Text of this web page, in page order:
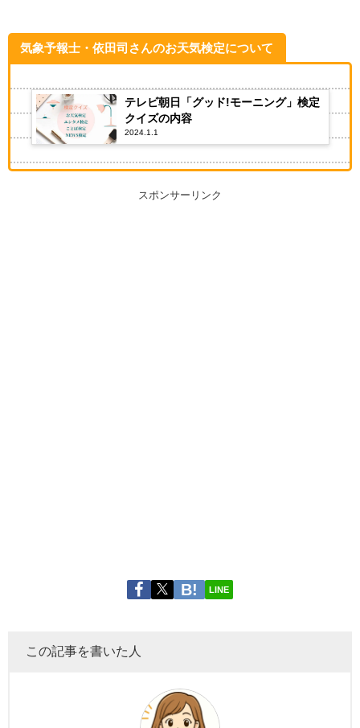
気象予報士・依田司さんのお天気検定について
テレビ朝日「グッド!モーニング」検定
クイズの内容
2024.1.1
スポンサーリンク
LINE
この記事を書いた人